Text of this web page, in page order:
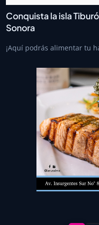
Conquista la isla
Sonora
¡Aquí podrás alimentar tu